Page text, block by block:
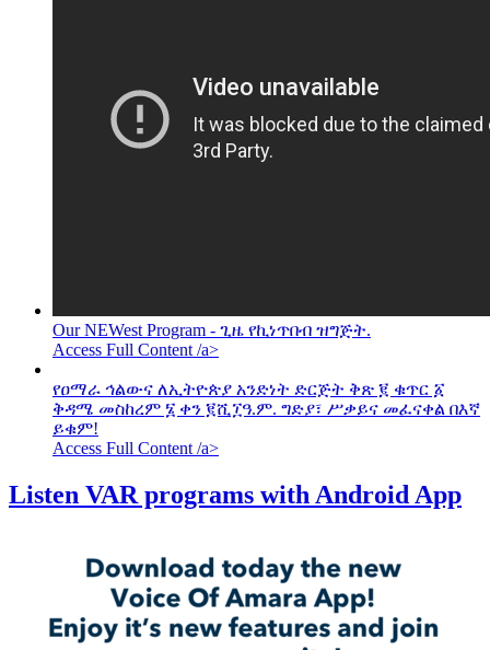
Our NEWest Program - ጊዜ የኪነጥበብ ዝግጅት.
Access Full Content /a>
የዐማራ ኅልውና ለኢትዮጵያ አንድነት ድርጅት ቅጽ ፪ ቁጥር ፩
ቅዳሜ መስከረም ፮ ቀን ፪ሺ፲ዓ.ም. ግድያ፣ ሥቃይና መፈናቀል በእኛ
ይቁም!
Access Full Content /a>
Listen VAR programs with Android App